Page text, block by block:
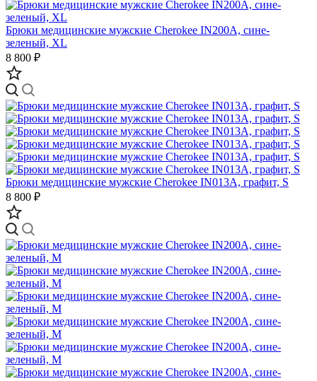
Брюки медицинские мужские Cherokee IN200A, сине-
зеленый, XL
8 800 ₽
Брюки медицинские мужские Cherokee IN013A, графит, S
8 800 ₽